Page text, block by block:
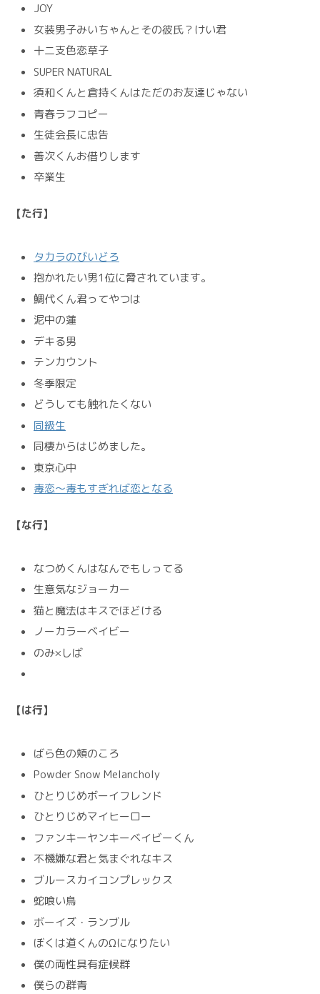
JOY
女装男子みいちゃんとその彼氏？けい君
十二支色恋草子
SUPER NATURAL
須和くんと倉持くんはただのお友達じゃない
青春ラフコピー
生徒会長に忠告
善次くんお借りします
卒業生
【た行】
タカラのびいどろ
抱かれたい男1位に脅されています。
鯛代くん君ってやつは
泥中の蓮
デキる男
テンカウント
冬季限定
どうしても触れたくない
同級生
同棲からはじめました。
東京心中
毒恋～毒もすぎれば恋となる
【な行】
なつめくんはなんでもしってる
生意気なジョーカー
猫と魔法はキスでほどける
ノーカラーベイビー
のみ×しば
【は行】
ばら色の頬のころ
Powder Snow Melancholy
ひとりじめボーイフレンド
ひとりじめマイヒーロー
ファンキーヤンキーベイビーくん
不機嫌な君と気まぐれなキス
ブルースカイコンプレックス
蛇喰い鳥
ボーイズ・ランブル
ぼくは道くんのΩになりたい
僕の両性具有症候群
僕らの群青